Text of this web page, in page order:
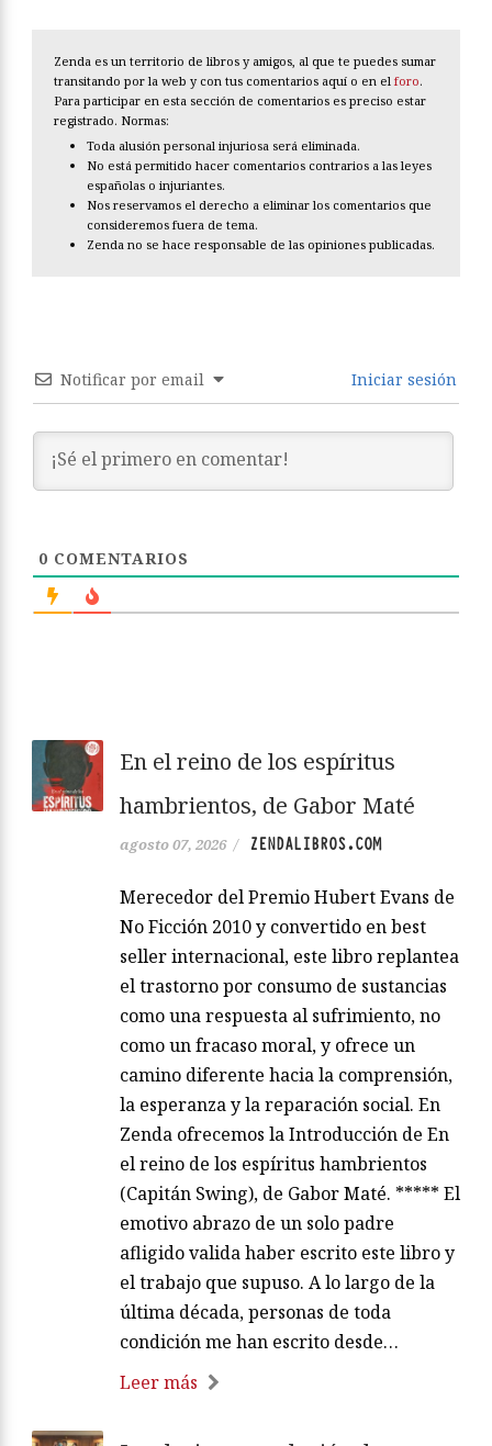
Zenda es un territorio de libros y amigos, al que te puedes sumar
transitando por la web y con tus comentarios aquí o en el foro.
Para participar en esta sección de comentarios es preciso estar
registrado. Normas:
Toda alusión personal injuriosa será eliminada.
No está permitido hacer comentarios contrarios a las leyes
españolas o injuriantes.
Nos reservamos el derecho a eliminar los comentarios que
consideremos fuera de tema.
Zenda no se hace responsable de las opiniones publicadas.
Notificar por email Iniciar sesión
0 COMENTARIOS
En el reino de los espíritus
hambrientos, de Gabor Maté
agosto 07, 2026 / ZENDALIBROS.COM
Merecedor del Premio Hubert Evans de
No Ficción 2010 y convertido en best
seller internacional, este libro replantea
el trastorno por consumo de sustancias
como una respuesta al sufrimiento, no
como un fracaso moral, y ofrece un
camino diferente hacia la comprensión,
la esperanza y la reparación social. En
Zenda ofrecemos la Introducción de En
el reino de los espíritus hambrientos
(Capitán Swing), de Gabor Maté. ***** El
emotivo abrazo de un solo padre
afligido valida haber escrito este libro y
el trabajo que supuso. A lo largo de la
última década, personas de toda
condición me han escrito desde…
Leer más